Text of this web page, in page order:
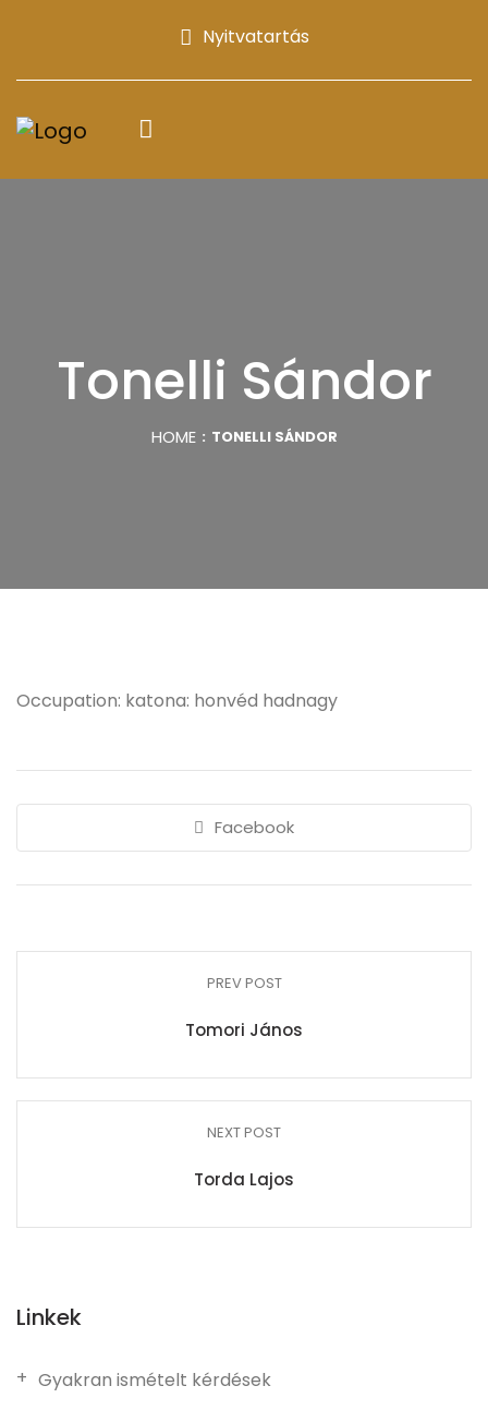
Nyitvatartás
Tonelli Sándor
HOME TONELLI SÁNDOR
Occupation: katona: honvéd hadnagy
Facebook
PREV POST
Tomori János
NEXT POST
Torda Lajos
Linkek
Gyakran ismételt kérdések